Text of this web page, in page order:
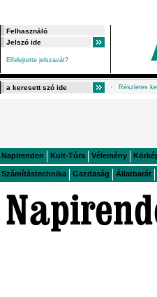
Elfelejtette jelszavát?
Részletes
Napirenden Kult-Túra Vélemény
Számítástechnika Gazdaság Állatbarát